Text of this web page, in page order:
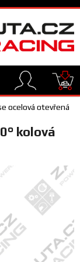
ocelová otevřená
kolová